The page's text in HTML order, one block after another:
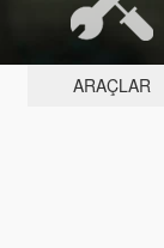
ARAÇLAR